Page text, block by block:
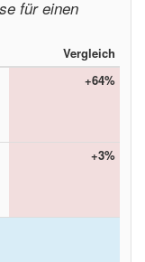
für einen
Vergleich
+64%
+3%